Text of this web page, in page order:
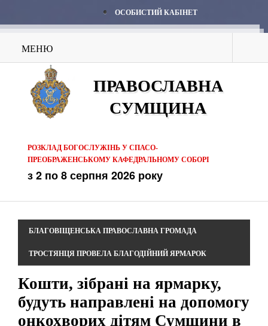
ОСОБИСТИЙ КАБІНЕТ
МЕНЮ
ПРАВОСЛАВНА
СУМЩИНА
РОЗКЛАД БОГОСЛУЖІНЬ У СПАСО-
ПРЕОБРАЖЕНСЬКОМУ КАФЕДРАЛЬНОМУ СОБОРІ
з 2 по 8 серпня 2026 року
БЛАГОВІЩЕНСЬКА ПРАВОСЛАВНА ГРОМАДА
ТРОСТЯНЦЯ ПРОВЕЛА БЛАГОДІЙНИЙ ЯРМАРОК
Кошти, зібрані на ярмарку,
будуть направлені на допомогу
онкохворих дітям Сумщини в